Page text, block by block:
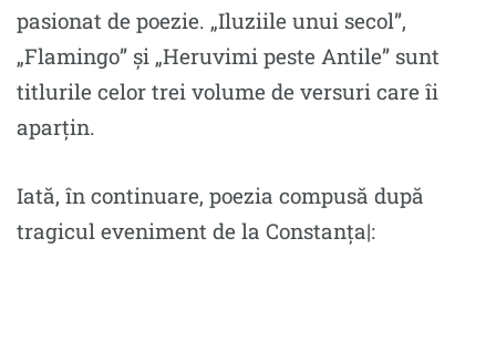
pasionat de poezie. „Iluziile unui secol”,
„Flamingo” și „Heruvimi peste Antile” sunt
titlurile celor trei volume de versuri care îi
aparțin.
Iată, în continuare, poezia compusă după
tragicul eveniment de la Constanța|: